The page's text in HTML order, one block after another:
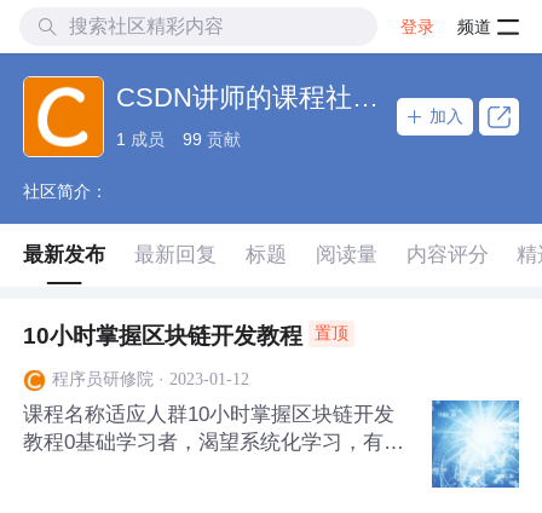
登录 频道
CSDN讲师的课程社区_NO_37
1 成员 99 贡献
加入
社区简介：
最新发布 最新回复 标题 阅读量 内容评分 精
10小时掌握区块链开发教程 置顶
程序员研修院· 2023-01-12
课程名称适应人群10小时掌握区块链开发
教程0基础学习者，渴望系统化学习，有志